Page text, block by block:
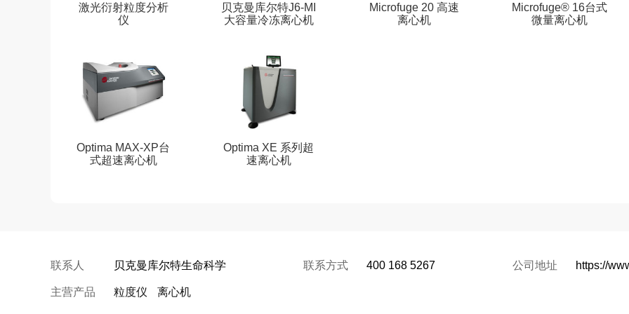
激光衍射粒度分析
仪
贝克曼库尔特J6-MI
大容量冷冻离心机
Microfuge 20 高速
离心机
Microfuge® 16台式
微量离心机
Optima MAX-XP台
式超速离心机
Optima XE 系列超
速离心机
联系人 贝克曼库尔特生命科学 联系方式 400 168 5267 公司地址 https://
主营产品 粒度仪 离心机